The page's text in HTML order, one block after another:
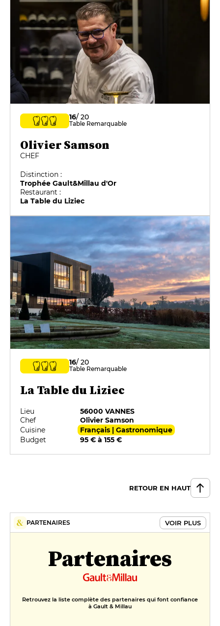
16/ 20
Table Remarquable
Olivier Samson
CHEF
Distinction :
Trophée Gault&Millau d'Or
Restaurant :
La Table du Liziec
16/ 20
Table Remarquable
La Table du Liziec
Lieu
56000 VANNES
Chef
Olivier Samson
Cuisine
Français | Gastronomique
Budget
95 € à 155 €
RETOUR EN HAUT
PARTENAIRES VOIR PLUS
Partenaires
Retrouvez la liste complète des partenaires qui font confiance
à Gault & Millau